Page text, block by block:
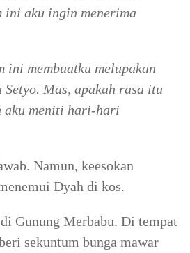
ini aku ingin menerima
ini membuatku melupakan
Setyo. Mas, apakah rasa itu
aku meniti hari-hari
Namun, keesokan
Dyah di kos.
Gunung Merbabu. Di tempat
sekuntum bunga mawar